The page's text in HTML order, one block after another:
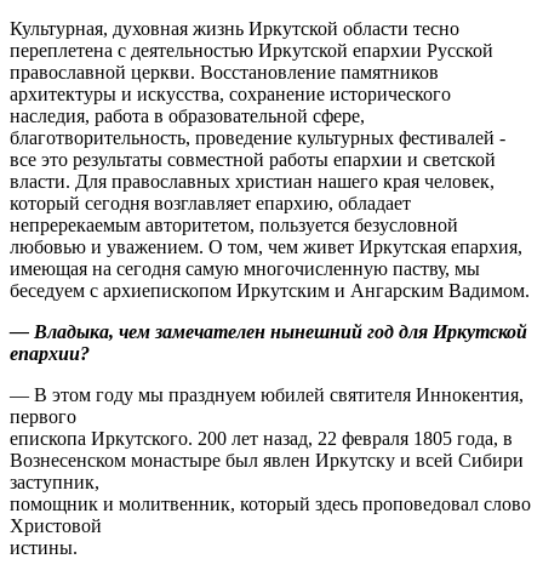
Культурная, духовная жизнь Иркутской области тесно
переплетена с деятельностью Иркутской епархии Русской
православной церкви. Восстановление памятников
архитектуры и искусства, сохранение исторического
наследия, работа в образовательной сфере,
благотворительность, проведение культурных фестивалей -
все это результаты совместной работы епархии и светской
власти. Для православных христиан нашего края человек,
который сегодня возглавляет епархию, обладает
непререкаемым авторитетом, пользуется безусловной
любовью и уважением. О том, чем живет Иркутская епархия,
имеющая на сегодня самую многочисленную паству, мы
беседуем с архиепископом Иркутским и Ангарским Вадимом.
— Владыка, чем замечателен нынешний год для Иркутской
епархии?
— В этом году мы празднуем юбилей святителя Иннокентия,
первого
епископа Иркутского. 200 лет назад, 22 февраля 1805 года, в
Вознесенском монастыре был явлен Иркутску и всей Сибири
заступник,
помощник и молитвенник, который здесь проповедовал слово
Христовой
истины.